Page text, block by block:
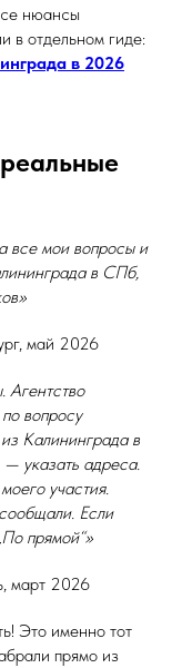
нюансы
в отдельном гиде:
в 2026
все мои вопросы и
в СПб,
май 2026
Агентство
вопросу
Калининграда в
— указать адреса.
участия.
Если
прямой“»
март 2026
Это именно тот
прямо из